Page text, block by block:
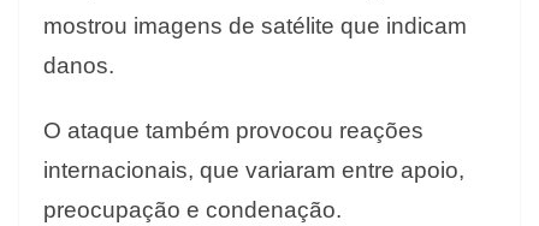
mostrou imagens de satélite que indicam
danos.
O ataque também provocou reações
internacionais, que variaram entre apoio,
preocupação e condenação.